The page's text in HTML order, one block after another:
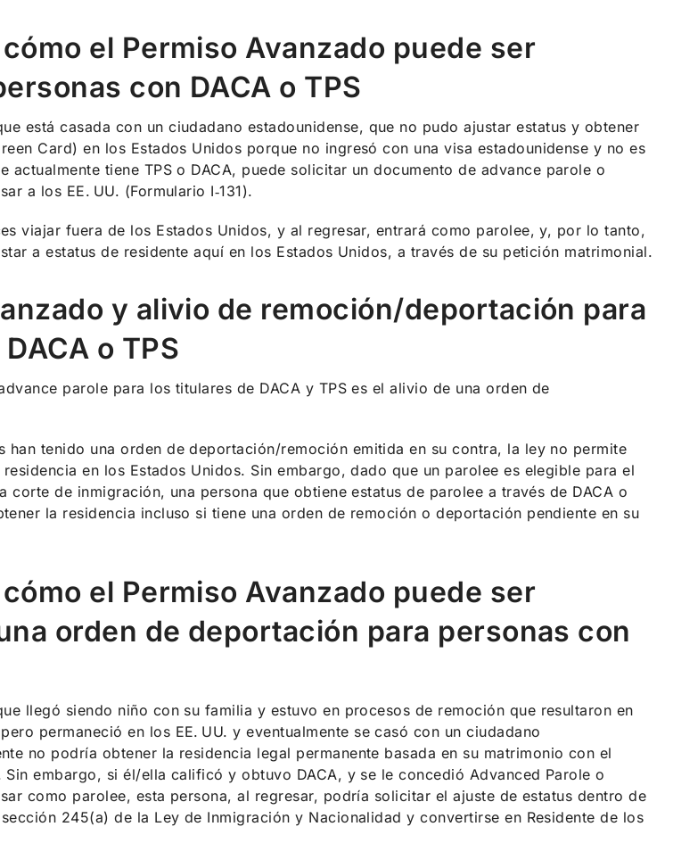
el Permiso Avanzado puede ser
con DACA o TPS
está casada con un ciudadano estadounidense, que no pudo ajustar estatus y obtener
Card) en los Estados Unidos porque no ingresó con una visa estadounidense y no es
actualmente tiene TPS o DACA, puede solicitar un documento de advance parole o
a los EE. UU. (Formulario I‑131).
viajar fuera de los Estados Unidos, y al regresar, entrará como parolee, y, por lo tanto,
a estatus de residente aquí en los Estados Unidos, a través de su petición matrimonial.
y alivio de remoción/deportación para
o TPS
parole para los titulares de DACA y TPS es el alivio de una orden de
han tenido una orden de deportación/remoción emitida en su contra, la ley no permite
en los Estados Unidos. Sin embargo, dado que un parolee es elegible para el
corte de inmigración, una persona que obtiene estatus de parolee a través de DACA o
la residencia incluso si tiene una orden de remoción o deportación pendiente en su
el Permiso Avanzado puede ser
orden de deportación para personas con
llegó siendo niño con su familia y estuvo en procesos de remoción que resultaron en
permaneció en los EE. UU. y eventualmente se casó con un ciudadano
no podría obtener la residencia legal permanente basada en su matrimonio con el
Sin embargo, si él/ella calificó y obtuvo DACA, y se le concedió Advanced Parole o
como parolee, esta persona, al regresar, podría solicitar el ajuste de estatus dentro de
245(a) de la Ley de Inmigración y Nacionalidad y convertirse en Residente de los